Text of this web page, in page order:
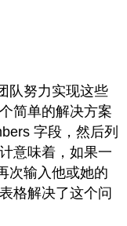
队努力实现这些
简单的解决方案
字段，然后列
意味着，如果一
次输入他或她的
格解决了这个问